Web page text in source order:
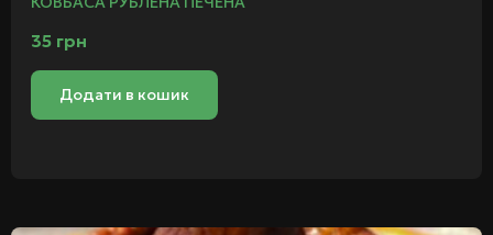
35 грн
Додати в кошик